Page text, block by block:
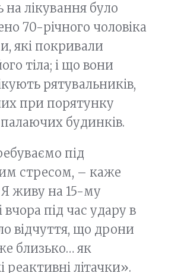
на лікування було
70-річного чоловіка
які покривали
тіла; і що вони
рятувальників,
при порятунку
будинків.
під
стресом, – каже
Я живу на 15-му
вчора під час удару в
відчуття, що дрони
близько… як
реактивні літачки».